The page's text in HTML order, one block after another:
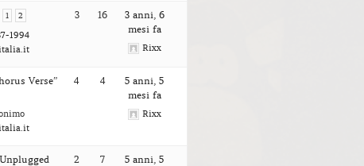
1 2
1994
3 16
3 anni, 6
mesi fa
Rixx
Verse”
4 4
5 anni, 5
mesi fa
Rixx
2 7
5 anni, 5